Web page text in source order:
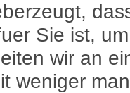
Sie ist,
wir an
weniger